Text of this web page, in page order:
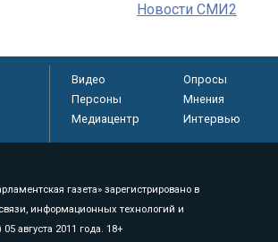
Новости СМИ2
Видео Опросы
Персоны
Мнения
Медиацентр
Интервью
газета» зарегистрировано в
информационных технологий и
августа 2011 года. 18+